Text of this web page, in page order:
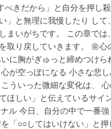
きだから」と自分を押し
」と無理に我慢したり して
まいがちです。 この章では
取り戻していきます。 🌼心
に胸がぎゅっと締めつけら
が空っぽになる 小さな悲
ういった微細な変化は、
ほしい」と伝えているサイ
ル 今日、自分の中で一番強
「○○してはいけない」と